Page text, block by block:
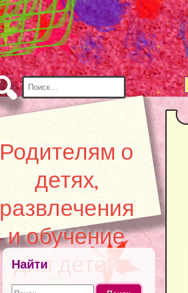
Найти:
Родителям о
детях,
развлечения
и обучение
для детей
Найти
Найти: